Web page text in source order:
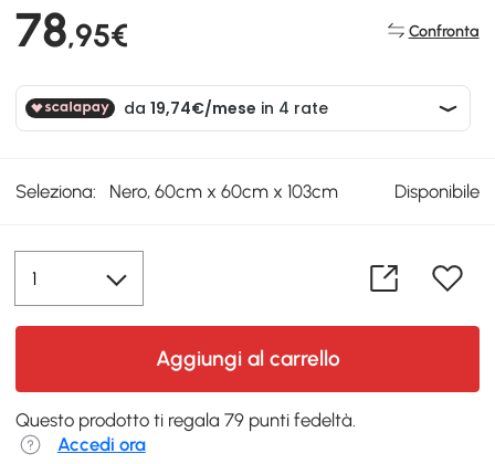
78,95€ Confronta
Seleziona: Nero, 60cm x 60cm x 103cm Disponibile
Aggiungi al carrello
Questo prodotto ti regala 79 punti fedeltà.
Accedi ora